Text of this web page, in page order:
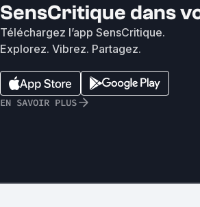
SensCritique dans
Téléchargez l’app SensCritique.
Explorez. Vibrez. Partagez.
EN SAVOIR PLUS